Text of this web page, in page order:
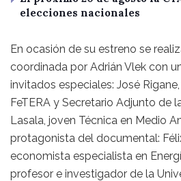
elecciones nacionales
En ocasión de su estreno se
coordinada por Adrián Vlek con
invitados especiales: José
FeTERA y Secretario Adjunto de
Lasala, joven Técnica en Medio
protagonista del documental:
economista especialista en
profesor e investigador de la